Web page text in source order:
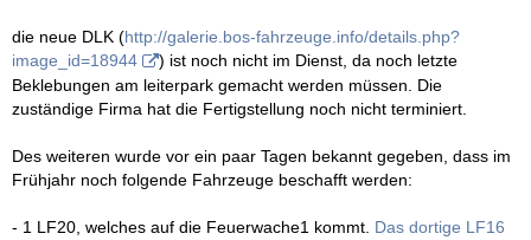
die neue DLK (http://galerie.bos-fahrzeuge.info/details.php?
image_id=18944
) ist noch nicht im Dienst, da noch letzte
Beklebungen am leiterpark gemacht werden müssen. Die
zuständige Firma hat die Fertigstellung noch nicht terminiert.
Des weiteren wurde vor ein paar Tagen bekannt gegeben, dass im
Frühjahr noch folgende Fahrzeuge beschafft werden:
- 1 LF20, welches auf die Feuerwache1 kommt. Das dortige LF16